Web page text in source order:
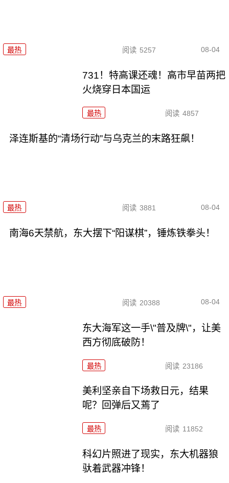
最热 阅读 5257 08-04
731！特高课还魂！高市早苗两把
火烧穿日本国运
最热 阅读 4857
泽连斯基的“清场行动”与乌克兰的末路狂飙！
最热 阅读 3881 08-04
南海6天禁航，东大摆下“阳谋棋”，锤炼铁拳头！
最热 阅读 20388 08-04
东大海军这一手\"普及牌\"，让美
西方彻底破防！
最热 阅读 23186
美利坚亲自下场救日元，结果
呢？回弹后又蔫了
最热 阅读 11852
科幻片照进了现实，东大机器狼
驮着武器冲锋！